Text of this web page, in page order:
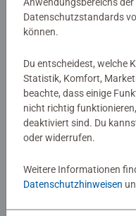
memory®Pokémon
17,99 €
Produkt Details
Datenschutzstandards
können.
Du entscheidest, welche
Statistik, Komfort,
beachte, dass einige
nicht richtig
deaktiviert sind. Du
oder widerrufen.
Weitere Informationen
Datenschutzhinweisen